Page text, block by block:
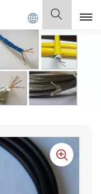
Deutsch